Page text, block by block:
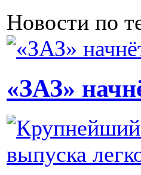
Новости по
«ЗАЗ»